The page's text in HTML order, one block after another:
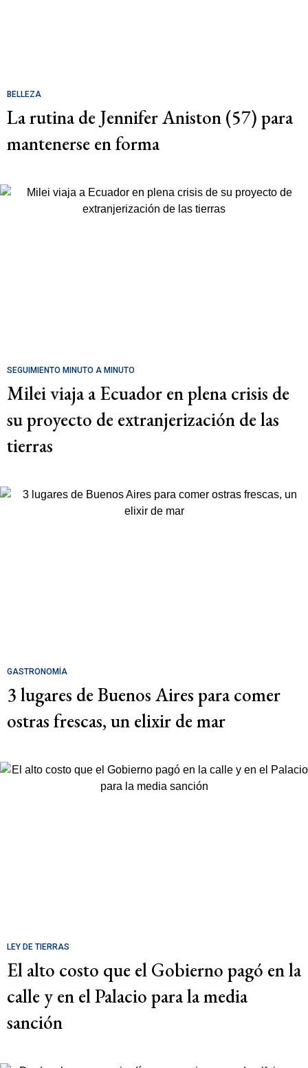
BELLEZA
La rutina de Jennifer Aniston (57) para
mantenerse en forma
SEGUIMIENTO MINUTO A MINUTO
Milei viaja a Ecuador en plena crisis de
su proyecto de extranjerización de las
tierras
GASTRONOMÍA
3 lugares de Buenos Aires para comer
ostras frescas, un elixir de mar
LEY DE TIERRAS
El alto costo que el Gobierno pagó en la
calle y en el Palacio para la media
sanción